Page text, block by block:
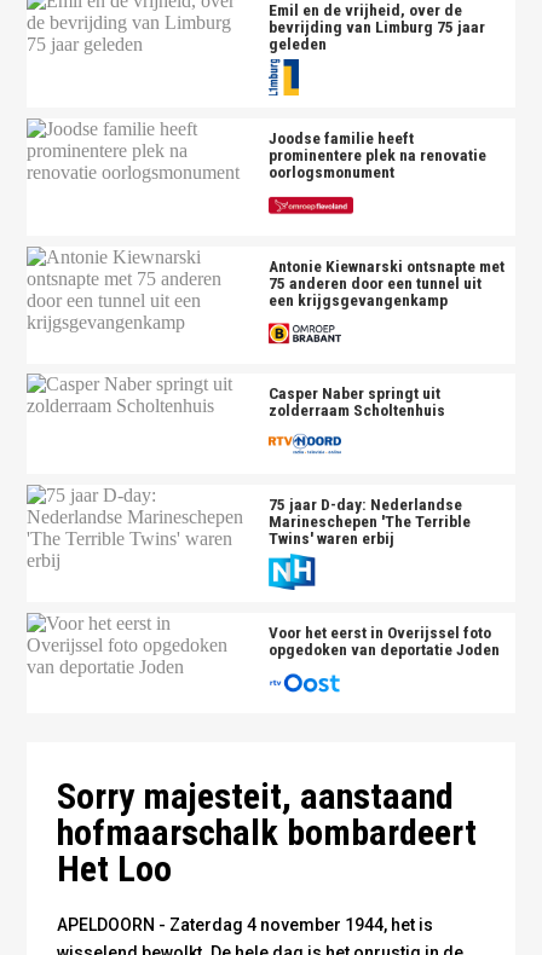
Emil en de vrijheid, over de
bevrijding van Limburg 75 jaar
geleden
Joodse familie heeft
prominentere plek na renovatie
oorlogsmonument
Antonie Kiewnarski ontsnapte met
75 anderen door een tunnel uit
een krijgsgevangenkamp
Casper Naber springt uit
zolderraam Scholtenhuis
75 jaar D-day: Nederlandse
Marineschepen 'The Terrible
Twins' waren erbij
Voor het eerst in Overijssel foto
opgedoken van deportatie Joden
Het noordelijke paviljoen van de Koninklijke Stallen
Sorry majesteit, aanstaand
hofmaarschalk bombardeert
Het Loo
APELDOORN - Zaterdag 4 november 1944, het is